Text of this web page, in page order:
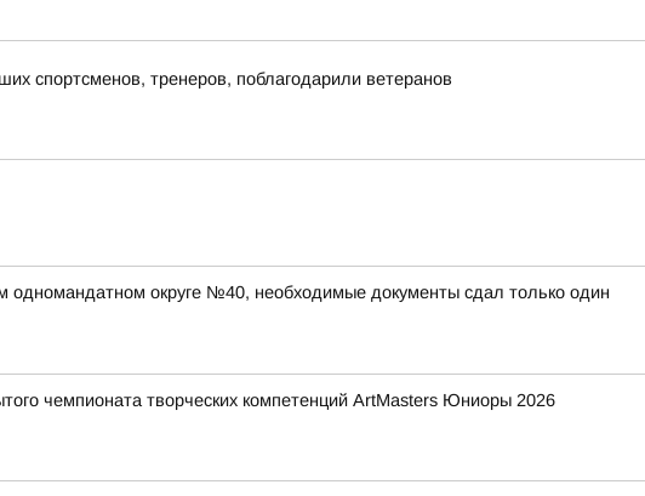
спортсменов, тренеров, поблагодарили ветеранов
округе №40, необходимые документы сдал только один
чемпионата творческих компетенций ArtMasters Юниоры 2026